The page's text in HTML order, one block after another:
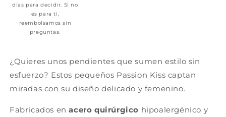
días para decidir. Si no
es para ti,
reembolsamos sin
preguntas.
¿Quieres unos pendientes que sumen estilo sin
esfuerzo? Estos pequeños Passion Kiss captan
miradas con su diseño delicado y femenino.
Fabricados enacero quirúrgico hipoalergénico y